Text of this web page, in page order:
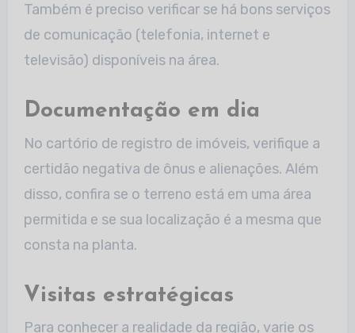
Também é preciso verificar se há bons serviços
de comunicação (telefonia, internet e
televisão) disponíveis na área.
Documentação em dia
No cartório de registro de imóveis, verifique a
certidão negativa de ônus e alienações. Além
disso, confira se o terreno está em uma área
permitida e se sua localização é a mesma que
consta na planta.
Visitas estratégicas
Para conhecer a realidade da região, varie os